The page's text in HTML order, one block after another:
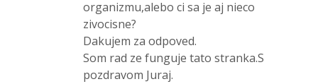
organizmu,alebo ci sa je aj nieco
zivocisne?
Dakujem za odpoved.
Som rad ze funguje tato stranka.S
pozdravom Juraj.